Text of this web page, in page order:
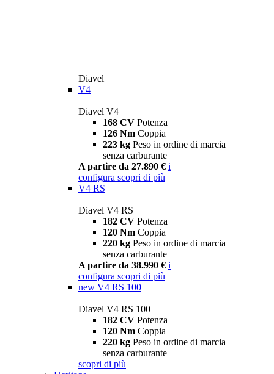
Diavel
V4
Diavel V4
168 CV Potenza
126 Nm Coppia
223 kg Peso in ordine di marcia
senza carburante
A partire da 27.890 € i
configura scopri di più
V4 RS
Diavel V4 RS
182 CV Potenza
120 Nm Coppia
220 kg Peso in ordine di marcia
senza carburante
A partire da 38.990 € i
configura scopri di più
new V4 RS 100
Diavel V4 RS 100
182 CV Potenza
120 Nm Coppia
220 kg Peso in ordine di marcia
senza carburante
scopri di più